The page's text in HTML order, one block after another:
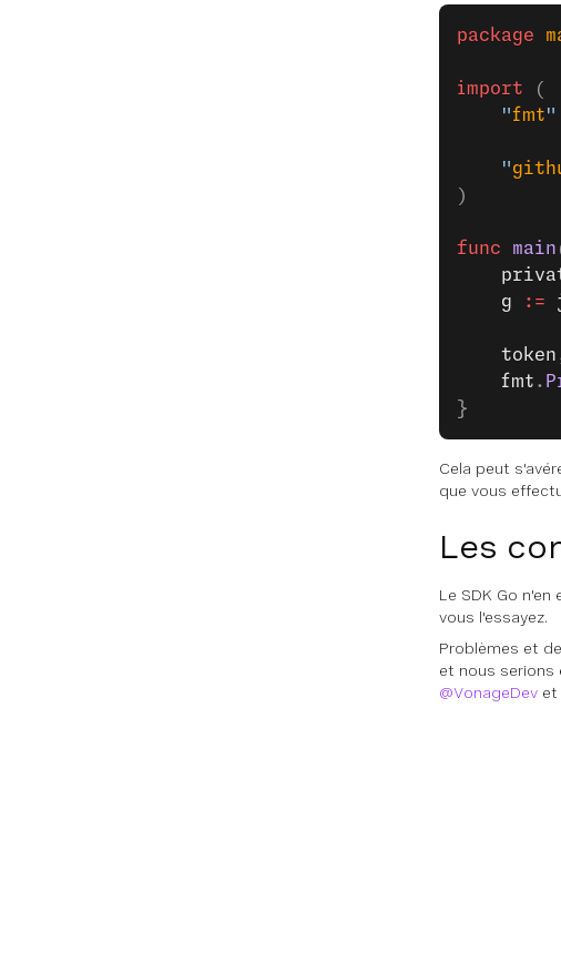
package
import (
	"
fmt"
	"
)
func main
    g
:=
    token
    fmt
.
}
Cela peut
que vous
Les
Le SDK Go
vous l'essayez.
Problèmes et
et nous serions
@VonageDev et